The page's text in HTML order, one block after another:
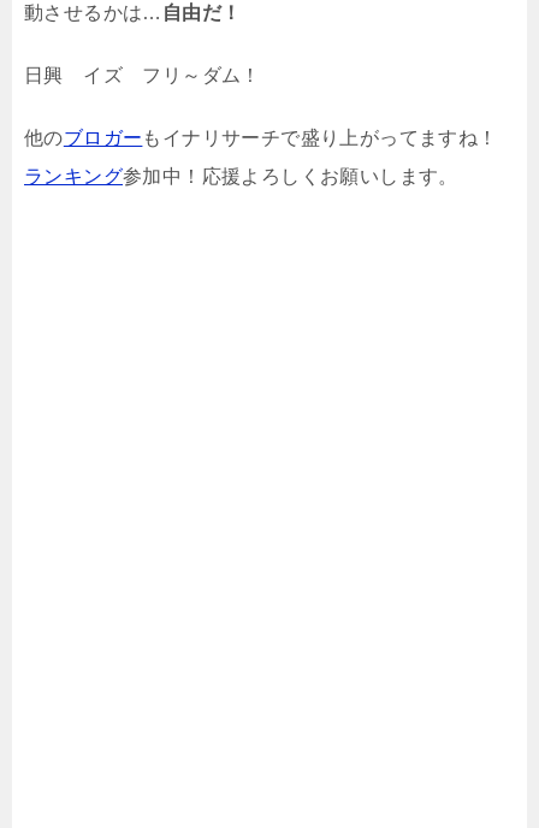
動させるかは… 自由だ！
日興 イズ フリ～ダム！
他のブロガー もイナリサーチで盛り上がってますね！
ランキング参加中！応援よろしくお願いします。